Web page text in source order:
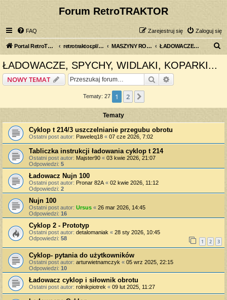
Forum RetroTRAKTOR
FAQ Zaloguj się
Zarejestruj się
Portal RetroTRAKTOR.pl retrotraktor.pl/forum MASZYNY ROLNICZE ŁADOWACZE, SPYCHY, WIDLAKI, KOPARKI...
ŁADOWACZE, SPYCHY, WIDLAKI, KOPARKI...
NOWY TEMAT Szukaj
Tematy: 27 1 2
Tematy
Cyklop t 214/3 uszczelnianie przegubu obrotu
Ostatni post autor: Paweleq18 « 07 cze 2026, 7:02
Tabliczka instrukcji ładowania cyklop t 214
Ostatni post autor: Majster90 « 03 kwie 2026, 21:07
Odpowiedzi: 5
Ładowacz Nujn 100
Ostatni post autor: Pronar 82A « 02 kwie 2026, 11:12
Odpowiedzi: 2
Nujn 100
Ostatni post autor: Ursus « 26 mar 2026, 14:45
Odpowiedzi: 16
Cyklop 2 - Prototyp
Ostatni post autor: detalomaniak « 28 sty 2026, 10:45
Odpowiedzi: 58 1 2 3
Cyklop- pytania do użytkowników
Ostatni post autor: arturwietnamczyk « 05 wrz 2025, 22:15
Odpowiedzi: 10
Ładowacz cyklop i siłownik obrotu
Ostatni post autor: rolnikpiotrek « 09 lut 2025, 11:27